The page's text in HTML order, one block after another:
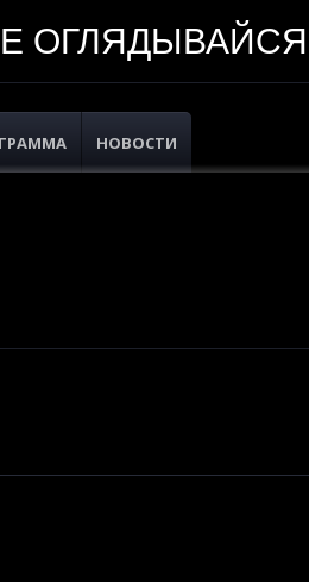
НОВОСТИ